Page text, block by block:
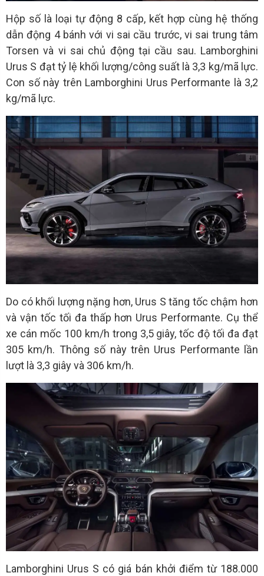
Hộp số là loại tự động 8 cấp, kết hợp cùng hệ thống
dẫn động 4 bánh với vi sai cầu trước, vi sai trung tâm
Torsen và vi sai chủ động tại cầu sau. Lamborghini
Urus S đạt tỷ lệ khối lượng/công suất là 3,3 kg/mã lực.
Con số này trên Lamborghini Urus Performante là 3,2
kg/mã lực.
Do có khối lượng nặng hơn, Urus S tăng tốc chậm hơn
và vận tốc tối đa thấp hơn Urus Performante. Cụ thể
xe cán mốc 100 km/h trong 3,5 giây, tốc độ tối đa đạt
305 km/h. Thông số này trên Urus Performante lần
lượt là 3,3 giây và 306 km/h.
Lamborghini Urus S có giá bán khởi điểm từ 188.000